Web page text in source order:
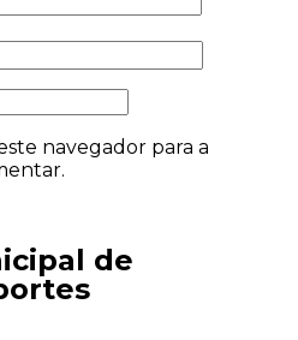
navegador para a
de